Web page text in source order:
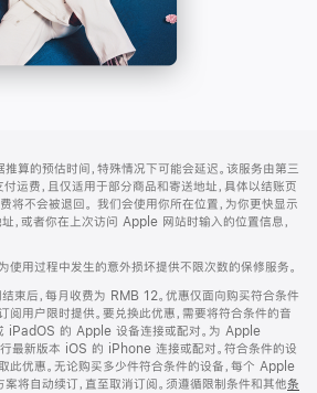
算的预估时间，特殊情况下可能会延迟。该服务由第三
运费，且仅适用于部分商品和寄送地址，具体以结账页
将不会被退回。 我们会使用你所在位置，为你更快显示
，或者你在上次访问 Apple 网站时输入的位置信息，
用过程中发生的意外损坏提供不限次数的保修服务。
束后，每月收费为 RMB 12。优惠仅面向购买符合条件
用户限时提供。要兑换此优惠，需要将符合条件的音
iPadOS 的 Apple 设备连接或配对。为 Apple
最新版本 iOS 的 iPhone 连接或配对。符合条件的设
此优惠。无论购买多少件符合条件的设备，每个 Apple
将自动续订，直至取消订阅。须遵循限制条件和其他条